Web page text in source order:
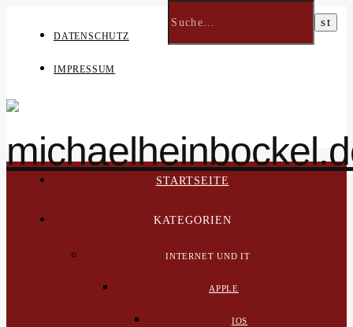
DATENSCHUTZ
IMPRESSUM
STARTSEITE
KATEGORIEN
INTERNET UND IT
APPLE
IOS